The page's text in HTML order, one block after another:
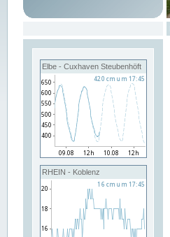
Elbe - Cuxhaven Steubenhöft
RHEIN - Koblenz